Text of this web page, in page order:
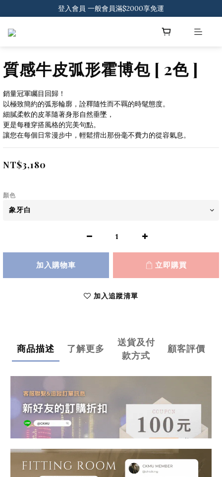
登入會員 一般會員滿$2000享免運
登入會員 一般會員滿$2000享免運
質感牛皮弧形霍博包 [ 2色 ]
銷量冠軍矚目回歸！
以極致簡約的弧形輪廓，詮釋隨性而不羈的時髦態度。
細膩柔軟的皮革隨著身形自然垂墜，
更是每種穿搭風格的完美句點。
讓您在每個日常漫步中，輕鬆揹出那份毫不費力的從容氣息。
NT$3,180
顏色
加入購物車 立即購買
加入追蹤清單
商品描述 了解更多
送貨及付
款方式
顧客評價